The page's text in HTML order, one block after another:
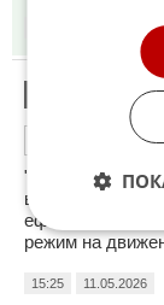
"и кара всички
вие това
ефект се
режим на
15:25 11.05.2026